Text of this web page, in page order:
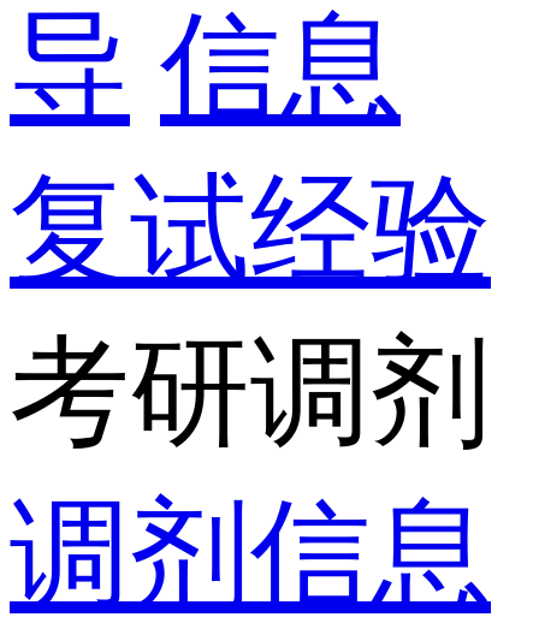
导 信息
复试经验
考研调剂
调剂信息